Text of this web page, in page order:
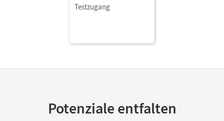
Testzugang
Potenziale entfalten